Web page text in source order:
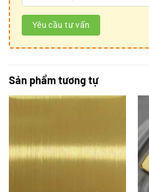
Sản phẩm tương tự